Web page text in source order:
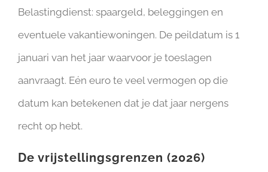
Belastingdienst: spaargeld, beleggingen en
eventuele vakantiewoningen. De peildatum is 1
januari van het jaar waarvoor je toeslagen
aanvraagt. Eén euro te veel vermogen op die
datum kan betekenen dat je dat jaar nergens
recht op hebt.
De vrijstellingsgrenzen (2026)